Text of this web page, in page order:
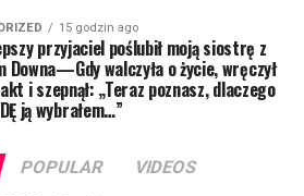
15 godzin ago
przyjaciel poślubił moją siostrę z
Downa—Gdy walczyła o życie, wręczył
i szepnął: „Teraz poznasz, dlaczego
ją wybrałem…”
POPULAR VIDEOS